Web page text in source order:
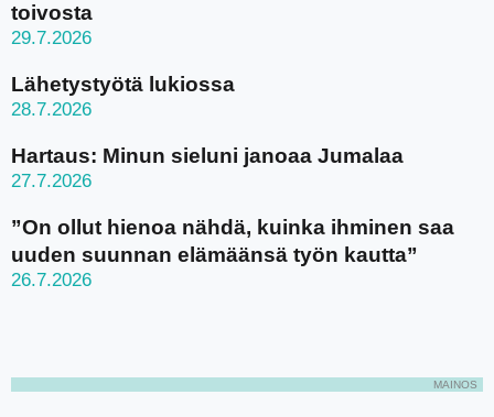
toivosta
29.7.2026
Lähetystyötä lukiossa
28.7.2026
Hartaus: Minun sieluni janoaa Jumalaa
27.7.2026
”On ollut hienoa nähdä, kuinka ihminen saa
uuden suunnan elämäänsä työn kautta”
26.7.2026
MAINOS